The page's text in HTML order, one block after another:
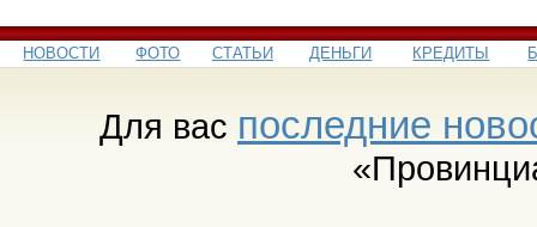
НОВОСТИ ФОТО СТАТЬИ ДЕНЬГИ КРЕДИТЫ
Для вас последние